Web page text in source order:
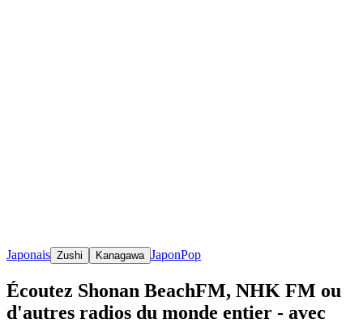
Japonais Zushi Kanagawa JaponPop
Écoutez Shonan BeachFM, NHK FM ou
d'autres radios du monde entier - avec